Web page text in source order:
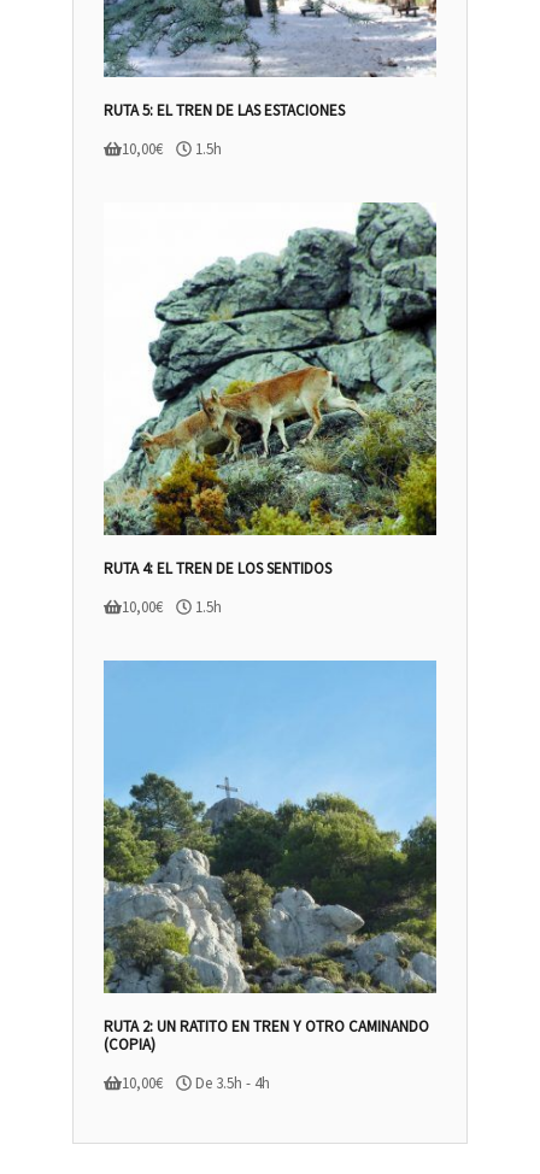
RUTA 5: EL TREN DE LAS ESTACIONES
10,00€ 1.5h
RUTA 4: EL TREN DE LOS SENTIDOS
10,00€ 1.5h
RUTA 2: UN RATITO EN TREN Y OTRO CAMINANDO
(COPIA)
10,00€ De 3.5h - 4h